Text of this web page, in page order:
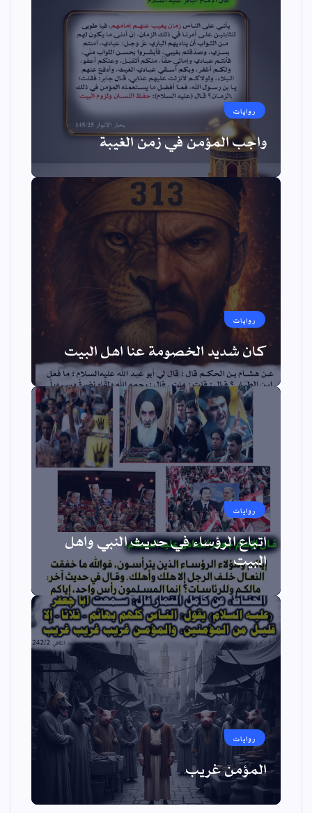
روايات
واجب المؤمن في زمن الغيبة
روايات
كان شديد الخصومة عنا اهل البيت
روايات
اتباع الرؤساء في حديث النبي واهل
البيت
روايات
المؤمن غريب